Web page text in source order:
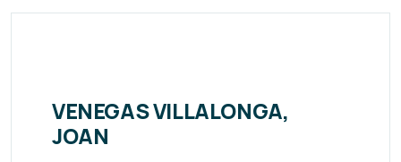
VENEGAS VILLALONGA,
JOAN